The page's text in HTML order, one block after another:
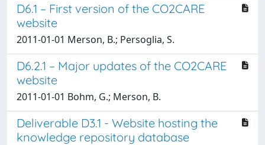
D6.1 – First version of the CO2CARE
website
2011-01-01 Merson, B.; Persoglia, S.
D6.2.1 – Major updates of the CO2CARE
website
2011-01-01 Bohm, G.; Merson, B.
Deliverable D3.1 - Website hosting the
knowledge repository database